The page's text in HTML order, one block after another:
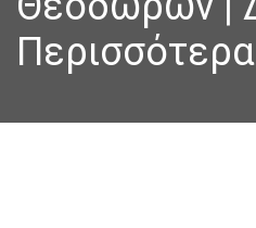
Περισσότερα